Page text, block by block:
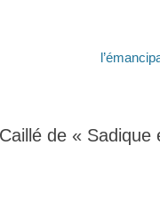
suivant :
de «